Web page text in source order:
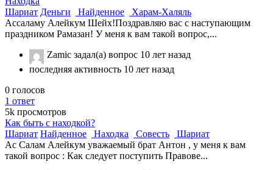
Шариат Деньги Найденное
Харам-Халяль
Ассаламу Алейкум Шейх!Поздравляю вас с наступающим
праздником Рамазан! У меня к вам такой вопрос,...
Zamic задал(а) вопрос 10 лет назад
последняя активность 10 лет назад
0 голосов
1 ответ
5k просмотров
Как быть с находкой?
Шариат Найденное Находка Совесть
Шариат
Ас Салам Алейкум уважаемый брат Антон , у меня к вам
такой вопрос : Как следует поступить Правове...